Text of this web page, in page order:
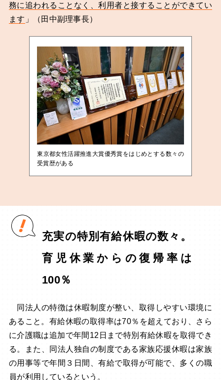
務に追われることなく、利用者と接することができてい
ます 」（田中副理事長）
東京都女性活躍推進大賞優秀賞をはじめとする数々の
受賞歴がある
充実の特別有給休暇の数々。
育児休業からの復帰率は
100％
同法人の特徴は休暇制度が整い、取得しやすい環境に
あること。有給休暇の取得率は70％を超えており、さら
に介護職は追加で年間12日まで特別有給休暇を取得でき
る。また、同法人独自の制度である家族応援休暇は家族
の用事等で年間３日間、有給で取得が可能で、多くの職
員が利用しているという。